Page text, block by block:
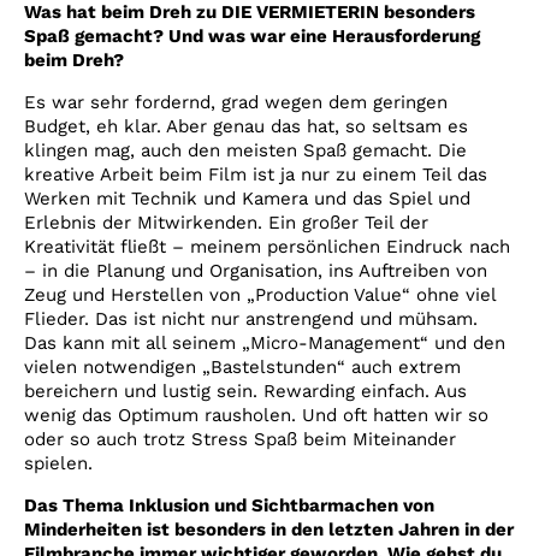
Was hat beim Dreh zu DIE VERMIETERIN besonders
Spaß gemacht? Und was war eine Herausforderung
beim Dreh?
Es war sehr fordernd, grad wegen dem geringen
Budget, eh klar. Aber genau das hat, so seltsam es
klingen mag, auch den meisten Spaß gemacht. Die
kreative Arbeit beim Film ist ja nur zu einem Teil das
Werken mit Technik und Kamera und das Spiel und
Erlebnis der Mitwirkenden. Ein großer Teil der
Kreativität fließt – meinem persönlichen Eindruck nach
– in die Planung und Organisation, ins Auftreiben von
Zeug und Herstellen von „Production Value“ ohne viel
Flieder. Das ist nicht nur anstrengend und mühsam.
Das kann mit all seinem „Micro-Management“ und den
vielen notwendigen „Bastelstunden“ auch extrem
bereichern und lustig sein. Rewarding einfach. Aus
wenig das Optimum rausholen. Und oft hatten wir so
oder so auch trotz Stress Spaß beim Miteinander
spielen.
Das Thema Inklusion und Sichtbarmachen von
Minderheiten ist besonders in den letzten Jahren in der